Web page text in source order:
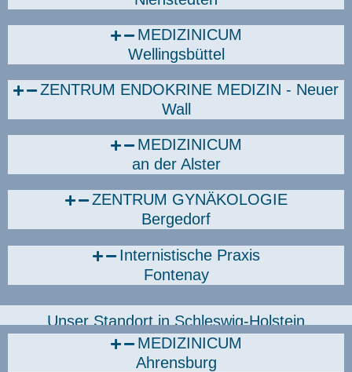
MEDIZINICUM
Wellingsbüttel
ZENTRUM ENDOKRINE MEDIZIN - Neuer
Wall
MEDIZINICUM
an der Alster
ZENTRUM GYNÄKOLOGIE
Bergedorf
Internistische Praxis
Fontenay
Unser Standort in Schleswig-Holstein
MEDIZINICUM
Ahrensburg